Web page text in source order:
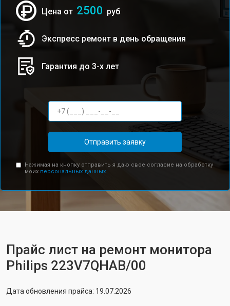
Цена от 2500 руб
Экспресс ремонт в день обращения
Гарантия до 3-х лет
Отправить заявку
Нажимая на кнопку отправить я даю свое согласие на обработку
моих персональных данных.
Прайс лист на ремонт монитора
Philips 223V7QHAB/00
Дата обновления прайса: 19.07.2026